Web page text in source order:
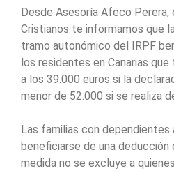
Desde Asesoría Afeco Perera,
Cristianos te informamos que
tramo autonómico del IRPF
los residentes en Canarias
a los 39.000 euros si la
menor de 52.000 si se realiza
Las familias con dependientes
beneficiarse de una deducción
medida no se excluye a